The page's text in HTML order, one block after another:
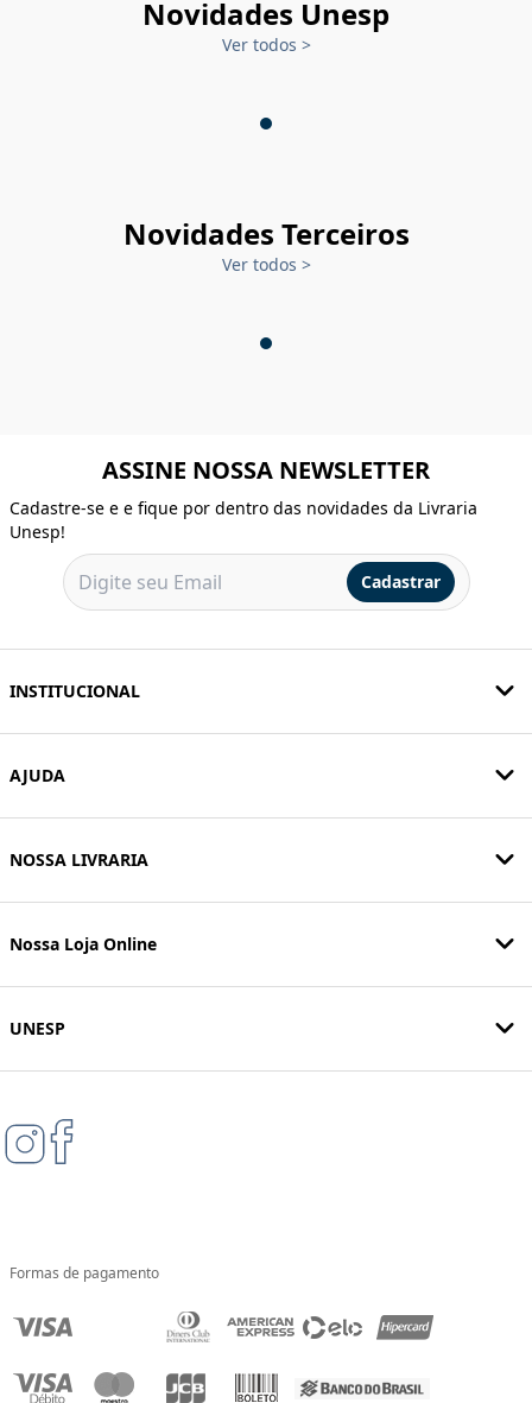
Novidades Unesp
Ver todos >
Novidades Terceiros
Ver todos >
ASSINE NOSSA NEWSLETTER
Cadastre-se e e fique por dentro das novidades da Livraria
Unesp!
Cadastrar
INSTITUCIONAL
AJUDA
NOSSA LIVRARIA
Nossa Loja Online
UNESP
Formas de pagamento